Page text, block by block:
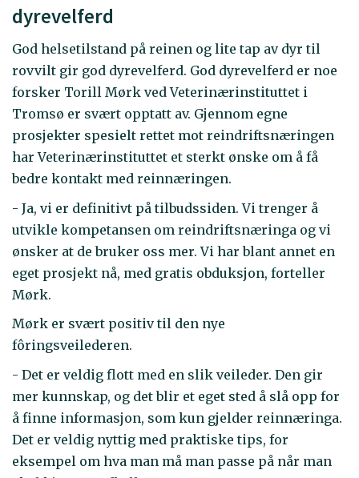
dyrevelferd
God helsetilstand på reinen og lite tap av dyr til
rovvilt gir god dyrevelferd. God dyrevelferd er noe
forsker Torill Mørk ved Veterinærinstituttet i
Tromsø er svært opptatt av. Gjennom egne
prosjekter spesielt rettet mot reindriftsnæringen
har Veterinærinstituttet et sterkt ønske om å få
bedre kontakt med reinnæringen.
- Ja, vi er definitivt på tilbudssiden. Vi trenger å
utvikle kompetansen om reindriftsnæringa og vi
ønsker at de bruker oss mer. Vi har blant annet en
eget prosjekt nå, med gratis obduksjon, forteller
Mørk.
Mørk er svært positiv til den nye
fôringsveilederen.
- Det er veldig flott med en slik veileder. Den gir
mer kunnskap, og det blir et eget sted å slå opp for
å finne informasjon, som kun gjelder reinnæringa.
Det er veldig nyttig med praktiske tips, for
eksempel om hva man må man passe på når man